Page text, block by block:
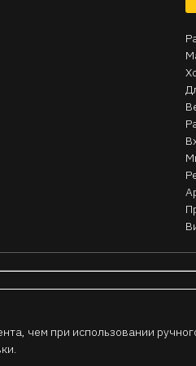
чем при использовании